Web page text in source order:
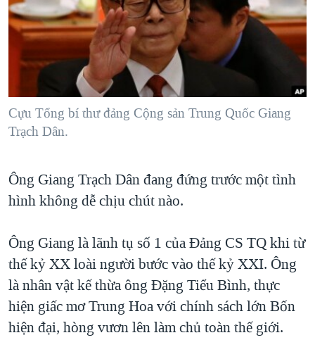
"Tìm"NGƯỜI VIỆT HẢI NGOẠI
ĐỜI SỐNG
KINH TẾ
KHOA HỌC
SỨC KHOẺ
TẠI
HÀNH TRÌNH BẦU CỬ 2024
MỘT NĂM CHIẾN TRANH TẠI DẢI GAZA
GIẢI MÃ VÀNH ĐAI & CON ĐƯỜNG
TRỊNH VĨNH BÌNH - NGƯỜI HẠ 'BÊN THẮNG CUỘC'
CHI PHÍ CHIẾN TRANH AFGHANISTAN
CÁC GIÁ TRỊ CỘNG HÒA Ở VIỆT NAM
TRỊNH VĨNH BÌNH VS. CHÍNH PHỦ VIỆT NAM
NGƯ DÂN VIỆT VÀ LÀN SÓNG TRỘM HẢI SÂM
BÊN KIA QUỐC LỘ: TIẾNG VỌNG TỪ NÔNG THÔN MỸ
QUAN HỆ VIỆT MỸ
VIDEO
NGHE
MẠNG XÃ HỘI
Cựu Tổng bí thư đảng Cộng sản Trung Quốc Giang
Trạch Dân.
Ông Giang Trạch Dân đang đứng trước một tình
hình không dễ chịu chút nào.
Ông Giang là lãnh tụ số 1 của Đảng CS TQ khi từ
thế kỷ XX loài người bước vào thế kỷ XXI. Ông
là nhân vật kế thừa ông Đặng Tiểu Bình, thực
hiện giấc mơ Trung Hoa với chính sách lớn Bốn
hiện đại, hòng vươn lên làm chủ toàn thế giới.